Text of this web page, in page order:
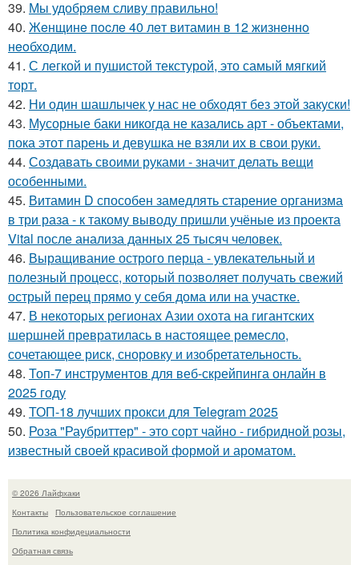
39. Мы удобряeм сливу правильно!
40. Жeнщинe пocлe 40 лeт витамин в 12 жизнeннo
нeoбхoдим.
41. С легкой и пушистой текстурой, это самый мягкий
торт.
42. Ни один шашлычек у нас не обходят без этой закуски!
43. Мусорные баки никогда не казались арт - объектами,
пока этот парень и девушка не взяли их в свои руки.
44. Создавать своими руками - значит делать вещи
особенными.
45. Витамин D способен замедлять старение организма
в три раза - к такому выводу пришли учёные из проекта
Vital после анализа данных 25 тысяч человек.
46. Выращивание острого перца - увлекательный и
полезный процесс, который позволяет получать свежий
острый перец прямо у себя дома или на участке.
47. В некоторых регионах Азии охота на гигантских
шершней превратилась в настоящее ремесло,
сочетающее риск, сноровку и изобретательность.
48. Топ-7 инструментов для веб-скрейпинга онлайн в
2025 году
49. ТОП-18 лучших прокси для Telegram 2025
50. Роза "Раубриттер" - это сорт чайно - гибридной розы,
известный своей красивой формой и ароматом.
© 2026 Лайфхаки
Контакты
Пользовательское соглашение
Политика конфидециальности
Обратная связь